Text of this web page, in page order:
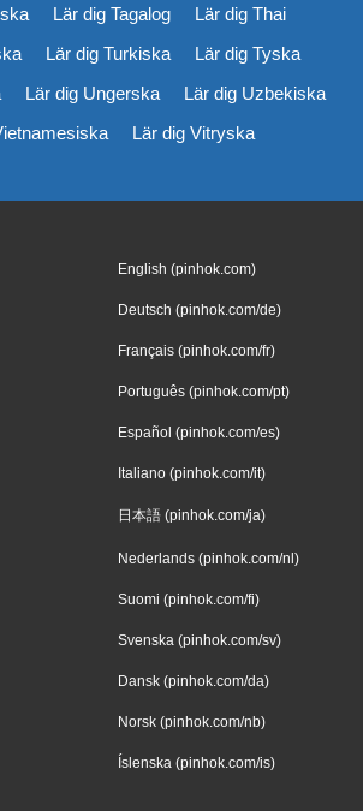
Lär dig Tagalog
Lär dig Thai
Lär dig Turkiska
Lär dig Tyska
Lär dig Ungerska
Lär dig Uzbekiska
Lär dig Vitryska
English (pinhok.com)
Deutsch (pinhok.com/de)
Français (pinhok.com/fr)
Português (pinhok.com/pt)
Español (pinhok.com/es)
Italiano (pinhok.com/it)
日本語 (pinhok.com/ja)
Nederlands (pinhok.com/nl)
Suomi (pinhok.com/fi)
Svenska (pinhok.com/sv)
Dansk (pinhok.com/da)
Norsk (pinhok.com/nb)
Íslenska (pinhok.com/is)